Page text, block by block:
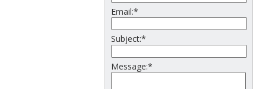
Email:*
Subject:*
Message:*